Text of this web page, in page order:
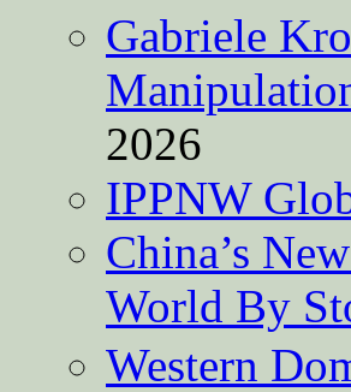
Gabriele
2026
IPPNW
China’s
World By
Western